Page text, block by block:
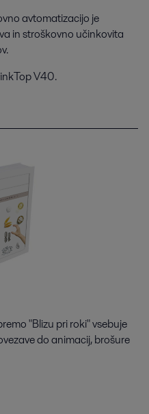
avtomatizacijo je
in stroškovno učinkovita
V40.
"Blizu pri roki" vsebuje
do animacij, brošure